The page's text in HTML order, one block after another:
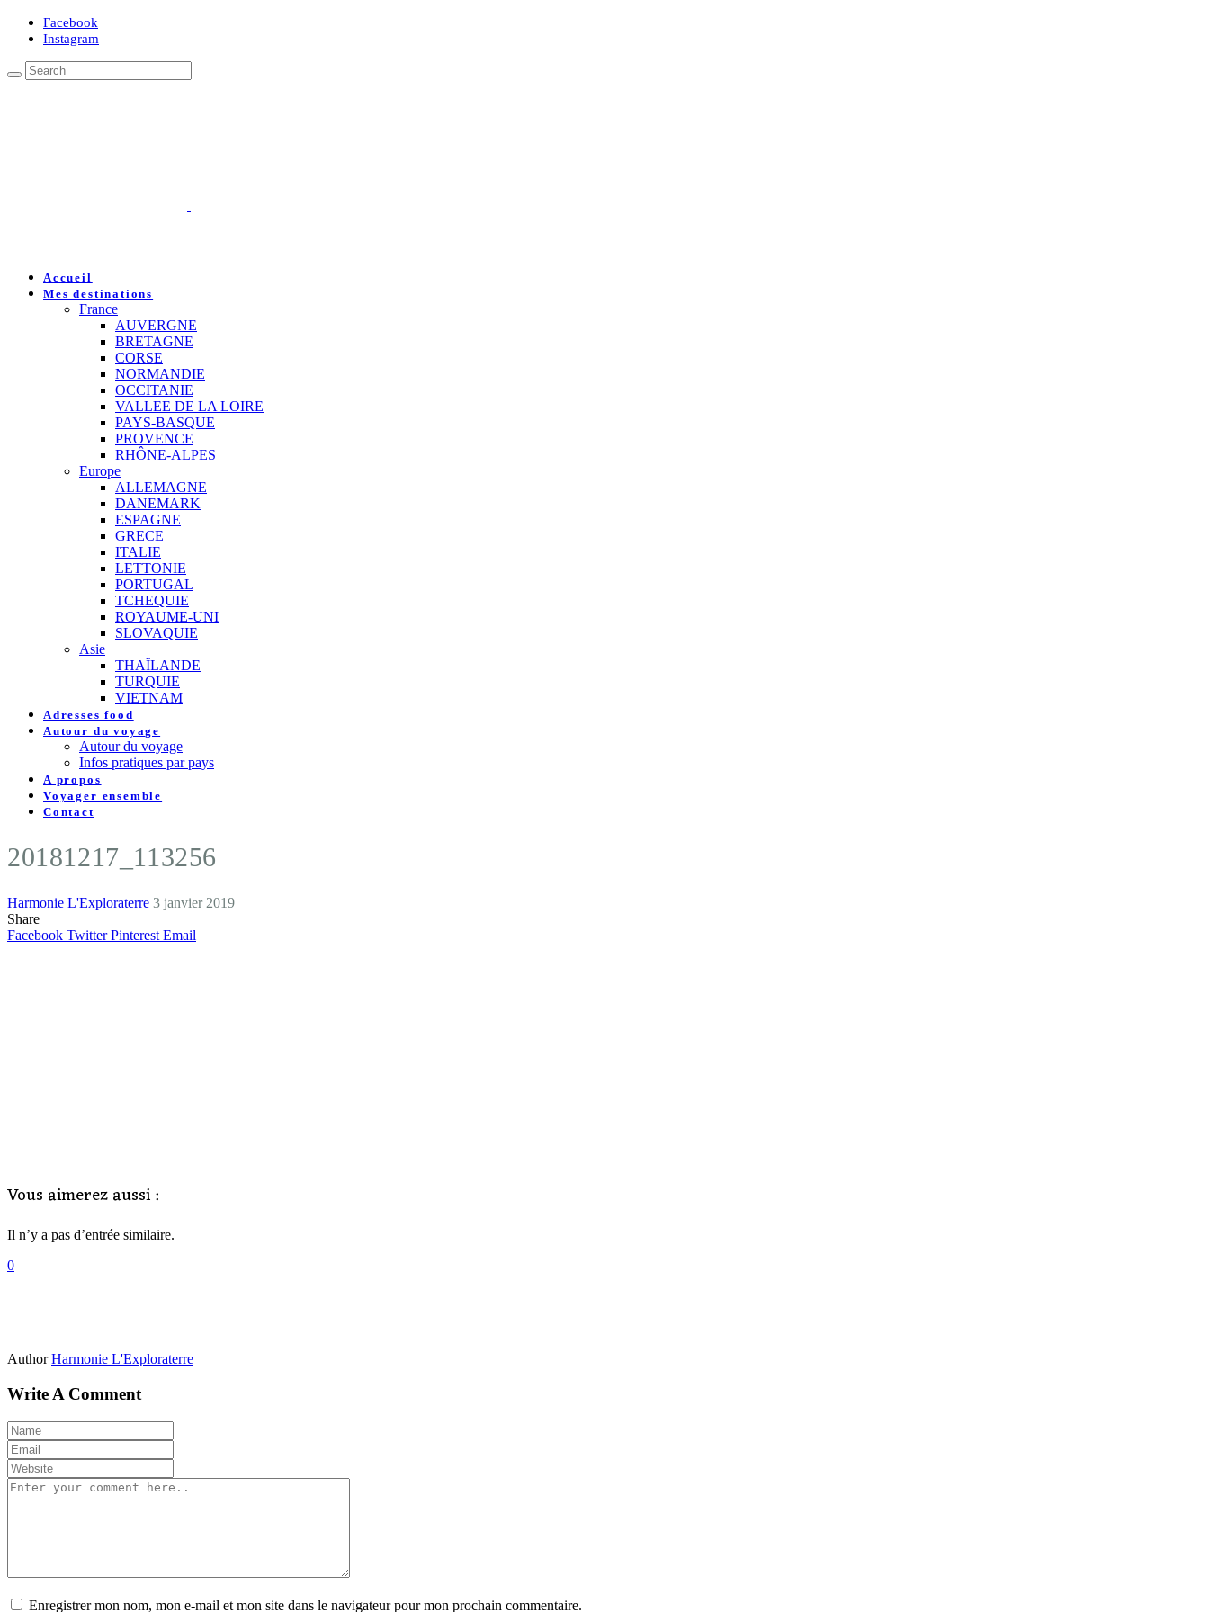
Facebook
Instagram
Accueil
Mes destinations
France
AUVERGNE
BRETAGNE
CORSE
NORMANDIE
OCCITANIE
VALLEE DE LA LOIRE
PAYS-BASQUE
PROVENCE
RHÔNE-ALPES
Europe
ALLEMAGNE
DANEMARK
ESPAGNE
GRECE
ITALIE
LETTONIE
PORTUGAL
TCHEQUIE
ROYAUME-UNI
SLOVAQUIE
Asie
THAÏLANDE
TURQUIE
VIETNAM
Adresses food
Autour du voyage
Autour du voyage
Infos pratiques par pays
A propos
Voyager ensemble
Contact
20181217_113256
Harmonie L'Exploraterre 3 janvier 2019
Share
Facebook Twitter Pinterest Email
Vous aimerez aussi :
Il n’y a pas d’entrée similaire.
0
Author Harmonie L'Exploraterre
Write A Comment
Enregistrer mon nom, mon e-mail et mon site dans le navigateur pour mon prochain commentaire.